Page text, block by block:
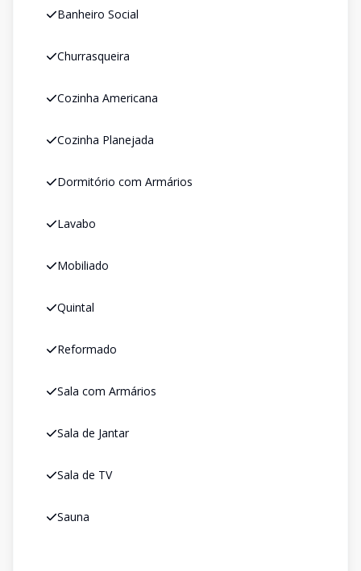
Banheiro Social
Churrasqueira
Cozinha Americana
Cozinha Planejada
Dormitório com Armários
Lavabo
Mobiliado
Quintal
Reformado
Sala com Armários
Sala de Jantar
Sala de TV
Sauna